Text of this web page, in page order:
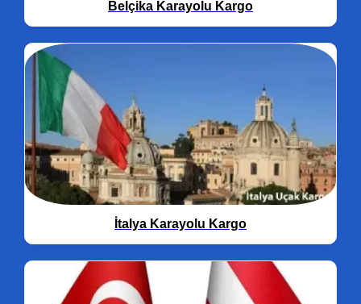
Belçika Karayolu Kargo
İtalya Karayolu Kargo